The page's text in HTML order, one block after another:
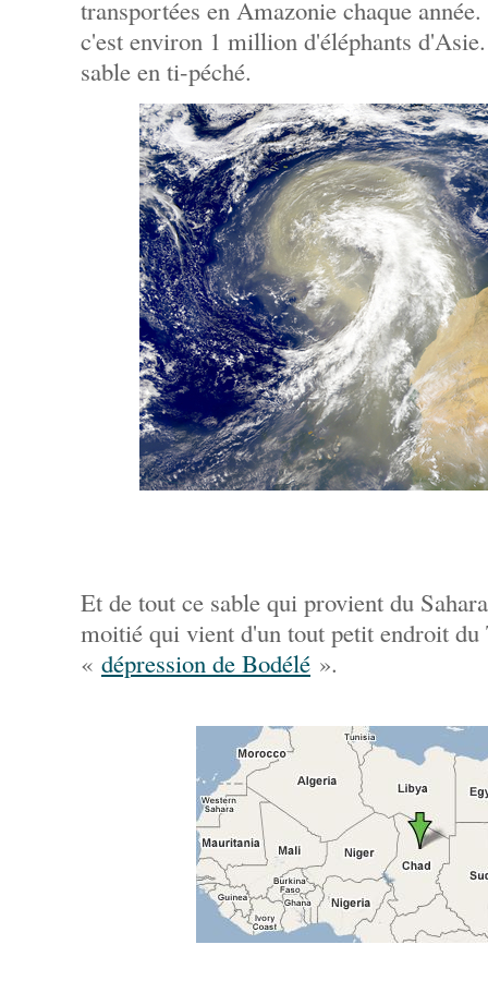
transportées en Amazonie chaque
c'est environ 1 million d'éléphants
sable en ti-péché.
Et de tout ce sable qui provient du
moitié qui vient d'un tout petit endroit du
« dépression de Bodélé ».